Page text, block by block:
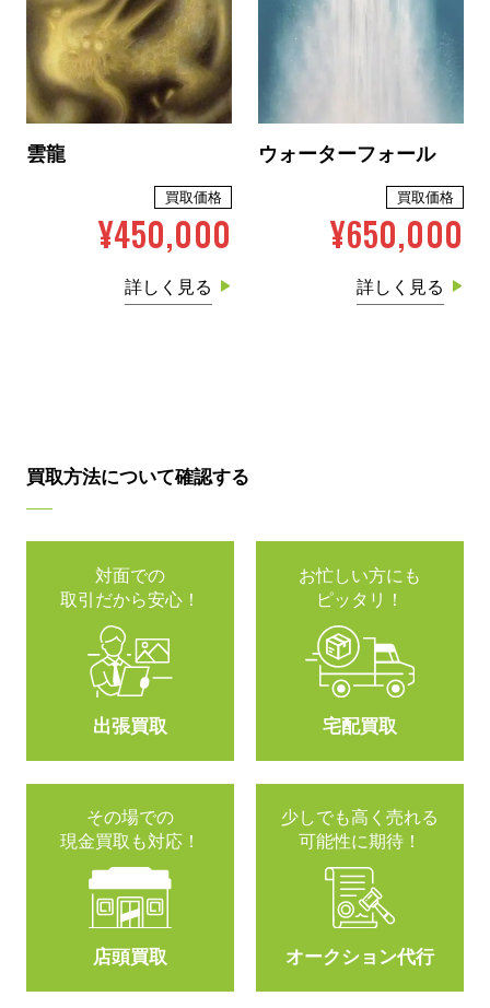
雲龍
買取価格
¥450,000
詳しく見る
ウォーターフォール
買取価格
¥650,000
詳しく見る
買取方法について確認する
対面での
取引だから安心！
出張買取
お忙しい方にも
ピッタリ！
宅配買取
その場での
現金買取も対応！
店頭買取
少しでも高く売れる
可能性に期待！
オークション代行